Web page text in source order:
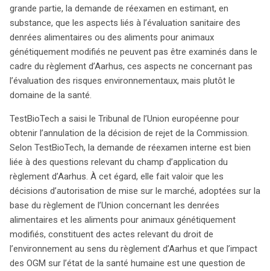
grande partie, la demande de réexamen en estimant, en
substance, que les aspects liés à l’évaluation sanitaire des
denrées alimentaires ou des aliments pour animaux
génétiquement modifiés ne peuvent pas être examinés dans le
cadre du règlement d’Aarhus, ces aspects ne concernant pas
l’évaluation des risques environnementaux, mais plutôt le
domaine de la santé.
TestBioTech a saisi le Tribunal de l’Union européenne pour
obtenir l’annulation de la décision de rejet de la Commission.
Selon TestBioTech, la demande de réexamen interne est bien
liée à des questions relevant du champ d’application du
règlement d’Aarhus. À cet égard, elle fait valoir que les
décisions d’autorisation de mise sur le marché, adoptées sur la
base du règlement de l’Union concernant les denrées
alimentaires et les aliments pour animaux génétiquement
modifiés, constituent des actes relevant du droit de
l’environnement au sens du règlement d’Aarhus et que l’impact
des OGM sur l’état de la santé humaine est une question de